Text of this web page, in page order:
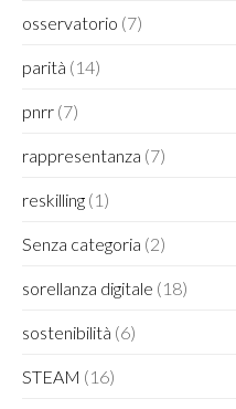
osservatorio (7)
parità (14)
pnrr (7)
rappresentanza (7)
reskilling (1)
Senza categoria (2)
sorellanza digitale (18)
sostenibilità (6)
STEAM (16)